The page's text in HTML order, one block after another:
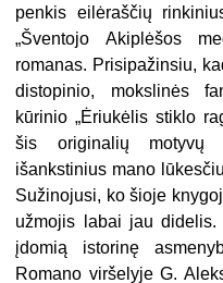
penkis eilėraščių
„Šventojo Akiplėšos
romanas. Prisipažinsiu,
distopinio, mokslinės
kūrinio „Ėriukėlis stiklo
šis originalių motyvų
išankstinius mano
Sužinojusi, ko šioje
užmojis labai jau didelis.
įdomią istorinę
Romano viršelyje G.